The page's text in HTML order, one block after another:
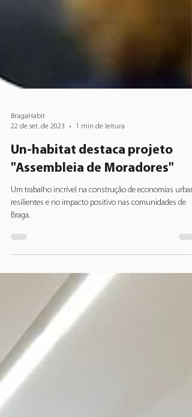
BragaHabit
22 de set. de 2023
1 min de leitura
Un-habitat destaca projeto
"Assembleia de Moradores"
resilientes e no impacto positivo nas comunidades de
Braga.